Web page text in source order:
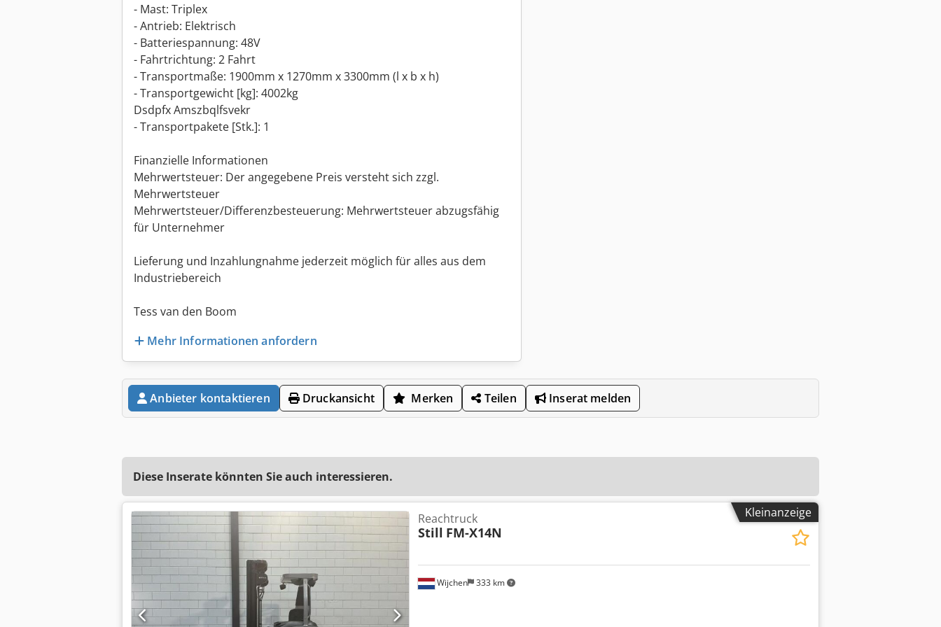
- Mast: Triplex
- Antrieb: Elektrisch
- Batteriespannung: 48V
- Fahrtrichtung: 2 Fahrt
- Transportmaße: 1900mm x 1270mm x 3300mm (l x b x h)
- Transportgewicht [kg]: 4002kg
Dsdpfx Amszbqlfsvekr
- Transportpakete [Stk.]: 1
Finanzielle Informationen
Mehrwertsteuer: Der angegebene Preis versteht sich zzgl.
Mehrwertsteuer
Mehrwertsteuer/Differenzbesteuerung: Mehrwertsteuer abzugsfähig
für Unternehmer
Lieferung und Inzahlungnahme jederzeit möglich für alles aus dem
Industriebereich
Tess van den Boom
Mehr Informationen anfordern
Anbieter kontaktieren Druckansicht Merken Teilen Inserat melden
Diese Inserate könnten Sie auch interessieren.
Kleinanzeige
Wijchen 333 km
Reachtruck
Still FM-X14N